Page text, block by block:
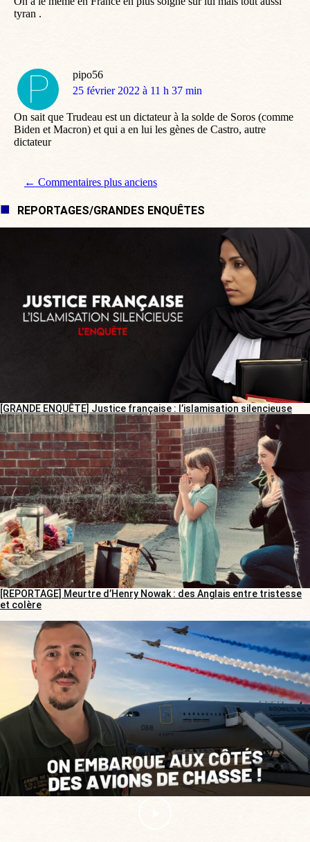
tyran .
pipo56
dit
25 février 2022 à 11 h 37 min
On sait que Trudeau est un dictateur à la solde de Soros (comme
Biden et Macron) et qui a en lui les gènes de Castro, autre
dictateur
Navigation de commentaire
← Commentaires plus anciens
REPORTAGES/GRANDES ENQUÊTES
[GRANDE ENQUÊTE] Justice française : l’islamisation silencieuse
[REPORTAGE] Meurtre d’Henry Nowak : des Anglais entre tristesse
et colère